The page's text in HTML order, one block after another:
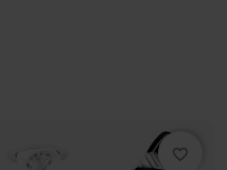
favorite_border